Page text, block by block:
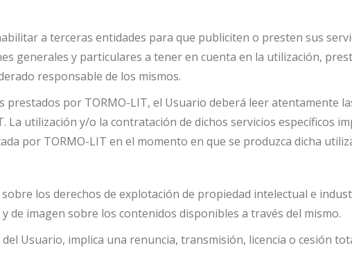
a terceras entidades para que publiciten o presten sus
generales y particulares a tener en cuenta en la utilización,
responsable de los mismos.
prestados por TORMO-LIT, el Usuario deberá leer atentamente
utilización y/o la contratación de dichos servicios específicos
por TORMO-LIT en el momento en que se produzca dicha
los derechos de explotación de propiedad intelectual e
de imagen sobre los contenidos disponibles a través del mismo.
Usuario, implica una renuncia, transmisión, licencia o cesión